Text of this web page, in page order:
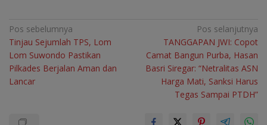
Navigasi
pos
Pos sebelumnya
Tinjau Sejumlah TPS, Lom
Lom Suwondo Pastikan
Pilkades Berjalan Aman dan
Lancar
Pos selanjutnya
TANGGAPAN JWI: Copot
Camat Bangun Purba, Hasan
Basri Siregar: “Netralitas ASN
Harga Mati, Sanksi Harus
Tegas Sampai PTDH”